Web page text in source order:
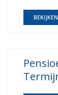
BEKIJKEN